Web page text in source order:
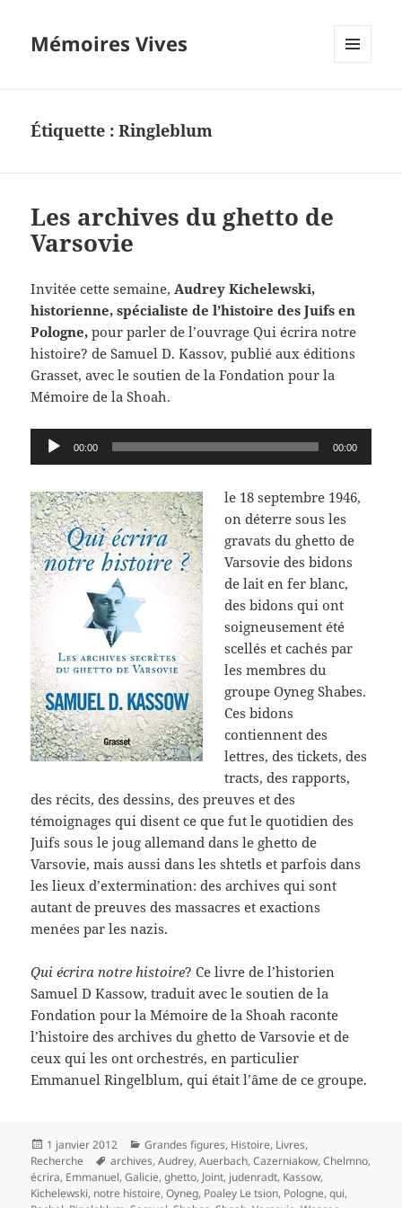
Mémoires Vives
Étiquette :Ringleblum
Les archives du ghetto de
Varsovie
Invitée cette semaine,Audrey Kichelewski,
historienne, spécialiste de l’histoire des Juifs en
Pologne, pour parler de l’ouvrage Qui écrira notre
histoire? de Samuel D. Kassov, publié aux éditions
Grasset, avec le soutien de la Fondation pour la
Mémoire de la Shoah.
Lecteur
audio
00:00 00:00
le 18 septembre 1946,
on déterre sous les
gravats du ghetto de
Varsovie des bidons
de lait en fer blanc,
des bidons qui ont
soigneusement été
scellés et cachés par
les membres du
groupe Oyneg Shabes.
Ces bidons
contiennent des
lettres, des tickets, des
tracts, des rapports,
des récits, des dessins, des preuves et des
témoignages qui disent ce que fut le quotidien des
Juifs sous le joug allemand dans le ghetto de
Varsovie, mais aussi dans les shtetls et parfois dans
les lieux d’extermination: des archives qui sont
autant de preuves des massacres et exactions
menées par les nazis.
Qui écrira notre histoire? Ce livre de l’historien
Samuel D Kassow, traduit avec le soutien de la
Fondation pour la Mémoire de la Shoah raconte
l’histoire des archives du ghetto de Varsovie et de
ceux qui les ont orchestrés, en particulier
Emmanuel Ringelblum, qui était l’âme de ce groupe.
Publié
le
1 janvier 2012 Catégories
Grandes figures, Histoire, Livres,
Recherche
Mots-
clés
archives,Audrey,Auerbach,Cazerniakow,Chelmno,
écrira, Emmanuel,Galicie,ghetto, Joint, judenradt, Kassow,
Kichelewski, notre histoire,Oyneg, Poaley Le tsion, Pologne,qui,